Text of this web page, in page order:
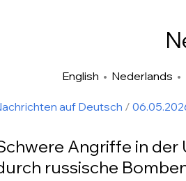
English • Nederlands •
auf Deutsch /
Angriffe in der
russische